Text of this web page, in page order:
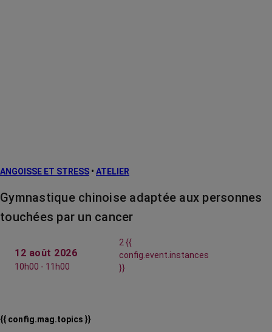
ANGOISSE ET STRESS • ATELIER
Gymnastique chinoise adaptée aux personnes
touchées par un cancer
12 août 2026
10h00 - 11h00
2 {{
config.event.instances
}}
{{ config.mag.topics }}